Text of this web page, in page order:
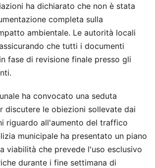
ha dichiarato che non è stata
completa sulla
ambientale. Le autorità locali
che tutti i documenti
fase di revisione finale presso gli
ha convocato una seduta
discutere le obiezioni sollevate dai
riguardo all'aumento del traffico
municipale ha presentato un piano
viabilità che prevede l'uso esclusivo
durante i fine settimana di